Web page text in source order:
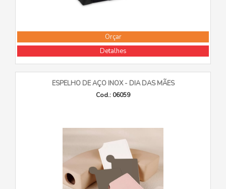
Orçar
Detalhes
ESPELHO DE AÇO INOX - DIA DAS MÃES
Cod.: 06059